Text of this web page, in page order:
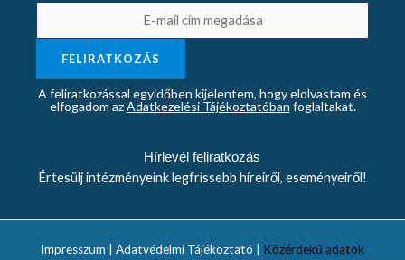
A feliratkozással egyidőben kijelentem, hogy elolvastam és
elfogadom azAdatkezelési Tájékoztatóban foglaltakat.
Hírlevél feliratkozás
Értesülj intézményeink legfrissebb híreiről, eseményeiről!
Impresszum | Adatvédelmi Tájékoztató | Közérdekű adatok